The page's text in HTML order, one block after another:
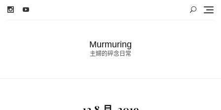
Skip
Murmuring
主婦的碎念日常